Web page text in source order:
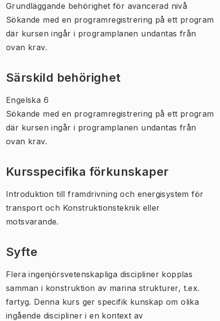
Grundläggande behörighet för avancerad nivå
Sökande med en programregistrering på ett program
där kursen ingår i programplanen undantas från
ovan krav.
Särskild behörighet
Engelska 6
Sökande med en programregistrering på ett program
där kursen ingår i programplanen undantas från
ovan krav.
Kursspecifika förkunskaper
Introduktion till framdrivning och energisystem för
transport och Konstruktionsteknik eller
motsvarande.
Syfte
Flera ingenjörsvetenskapliga discipliner kopplas
samman i konstruktion av marina strukturer, t.ex.
fartyg. Denna kurs ger specifik kunskap om olika
ingående discipliner i en kontext av